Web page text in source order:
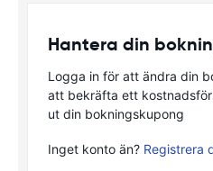
Hantera din
Logga in för att ändra din
att bekräfta ett
ut din bokningskupong
Inget konto än? Registrera